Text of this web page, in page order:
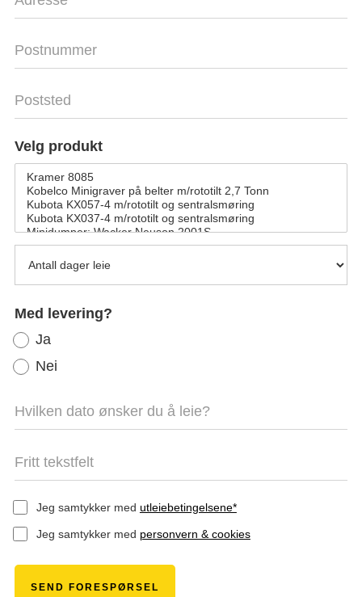
Velg produkt
Med levering?
Ja
Nei
Jeg samtykker med utleiebetingelsene*
Jeg samtykker med personvern & cookies